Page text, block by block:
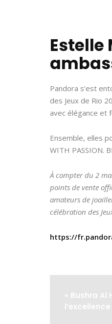
Estelle
Pandora s’est
des Jeux de Rio
avec élégance et
Ensemble, elles
WITH PASSION.
À compter du 2
points de vente
amateurs de
célébration des
https://
« Bushra Al
l’excellence